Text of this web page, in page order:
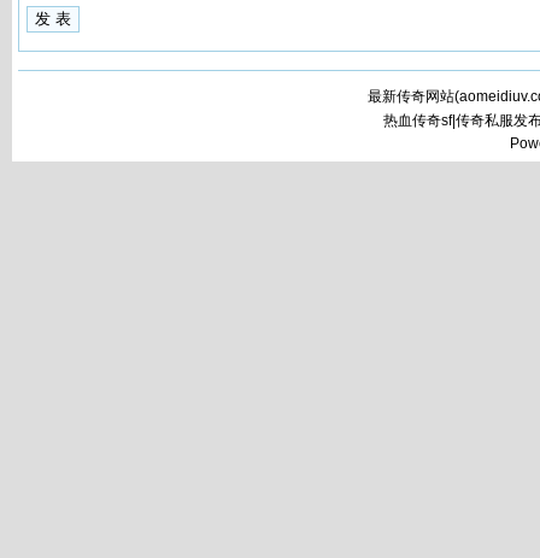
最新传奇网站(
热血传奇sf|传奇私服发